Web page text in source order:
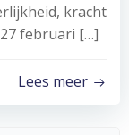
kracht
februari […]
Lees meer